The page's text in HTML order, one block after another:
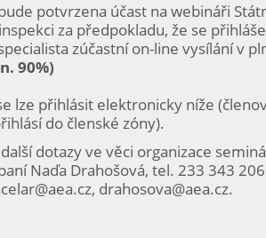
potvrzena účast na webináři
za předpokladu, že se
zúčastní on-line vysílání v
90%)
lze přihlásit elektronicky níže
do členské zóny).
dotazy ve věci organizace
Naďa Drahošová, tel. 233 343
drahosova@aea.cz.